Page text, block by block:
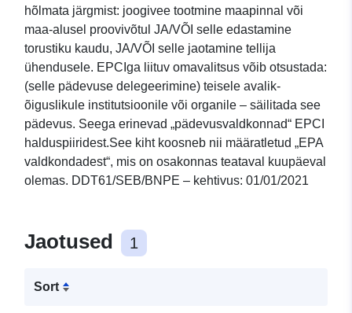
hõlmata järgmist: joogivee tootmine maapinnal või
maa-alusel proovivõtul JA/VÕI selle edastamine
torustiku kaudu, JA/VÕI selle jaotamine tellija
ühendusele. EPCIga liituv omavalitsus võib otsustada:
(selle pädevuse delegeerimine) teisele avalik-
õiguslikule institutsioonile või organile – säilitada see
pädevus. Seega erinevad „pädevusvaldkonnad“ EPCI
halduspiiridest.See kiht koosneb nii määratletud „EPA
valdkondadest“, mis on osakonnas teataval kuupäeval
olemas. DDT61/SEB/BNPE – kehtivus: 01/01/2021
Jaotused 1
Sort